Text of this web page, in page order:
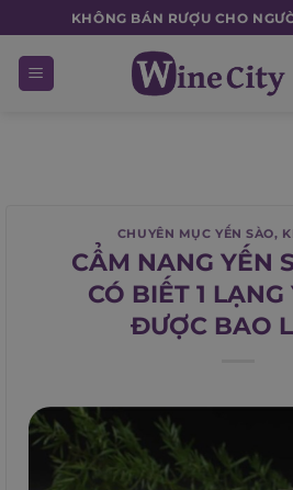
to
content
KHÔNG BÁN RƯỢU CHO
CHUYÊN MỤC YẾN SÀO,
CẨM NANG YẾN
CÓ BIẾT 1
ĐƯỢC BAO